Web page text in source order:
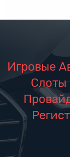
Игровые
Слоты